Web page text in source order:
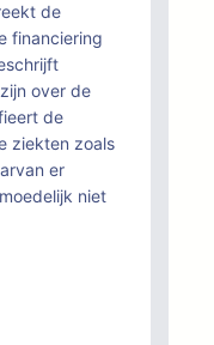
de
financiering
over de
de
ziekten zoals
er
niet